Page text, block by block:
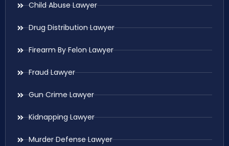
Child Abuse Lawyer
Drug Distribution Lawyer
Firearm By Felon Lawyer
Fraud Lawyer
Gun Crime Lawyer
Kidnapping Lawyer
Murder Defense Lawyer